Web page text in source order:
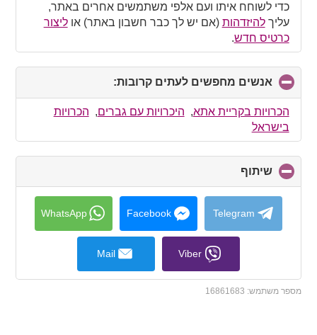
כדי לשוחח איתו ועם אלפי משתמשים אחרים באתר,
עליךלהיזדהות (אם יש לך כבר חשבון באתר) אוליצור
כרטיס חדש.
אנשים מחפשים לעתים קרובות:
to
collapse
הכרויות בקריית אתא, היכרויות עם גברים, הכרויות
בישראל
שיתוף
to
collapse
contents
Telegram
Facebook
WhatsApp
Viber
Mail
מספר משתמש: 16861683